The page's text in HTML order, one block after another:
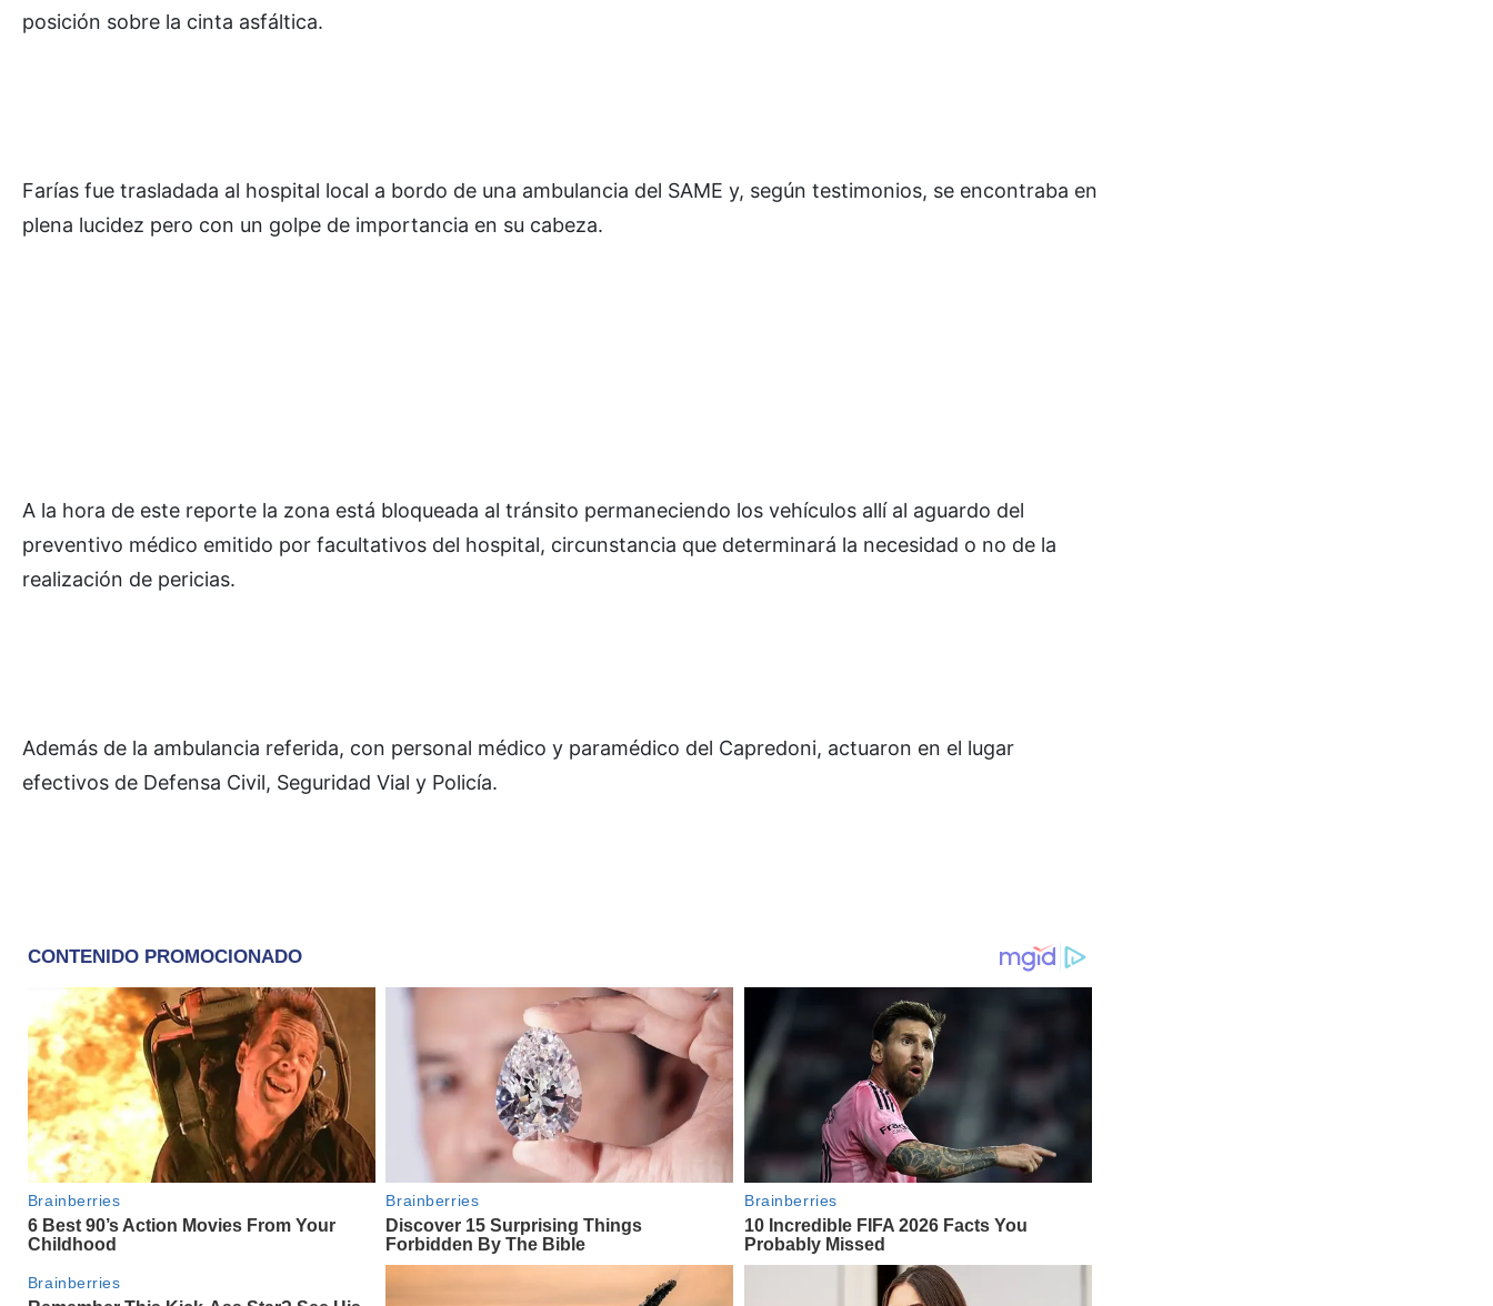
posición sobre la cinta asfáltica.
Farías fue trasladada al hospital local a bordo de una ambulancia del SAME y, según testimonios, se encontraba en
plena lucidez pero con un golpe de importancia en su cabeza.
A la hora de este reporte la zona está bloqueada al tránsito permaneciendo los vehículos allí al aguardo del
preventivo médico emitido por facultativos del hospital, circunstancia que determinará la necesidad o no de la
realización de pericias.
Además de la ambulancia referida, con personal médico y paramédico del Capredoni, actuaron en el lugar
efectivos de Defensa Civil, Seguridad Vial y Policía.